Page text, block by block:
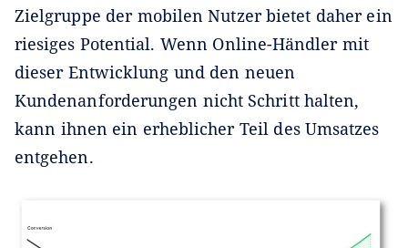
Zielgruppe der mobilen Nutzer bietet daher ein
riesiges Potential. Wenn Online-Händler mit
dieser Entwicklung und den neuen
Kundenanforderungen nicht Schritt halten,
kann ihnen ein erheblicher Teil des Umsatzes
entgehen.